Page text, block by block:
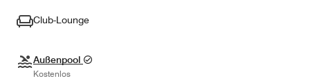
Club-Lounge
Außenpool
Kostenlos